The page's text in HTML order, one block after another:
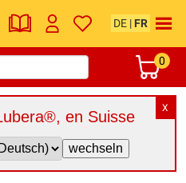
DE | FR
0
X
en Suisse